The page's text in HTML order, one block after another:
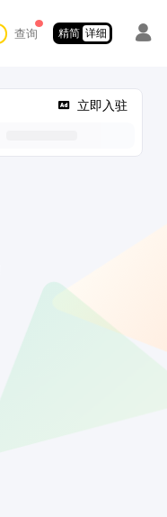
查询 精简 详细
立即入驻